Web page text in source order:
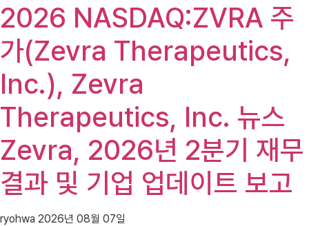
2026 NASDAQ:ZVRA 주
가(Zevra Therapeutics,
Inc.), Zevra
Therapeutics, Inc. 뉴스
Zevra, 2026년 2분기 재무
결과 및 기업 업데이트 보고
ryohwa 2026년 08월 07일